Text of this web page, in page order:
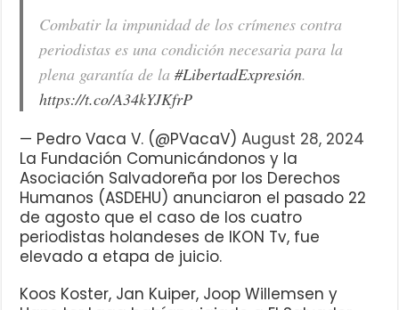
Combatir la impunidad de los crímenes contra
periodistas es una condición necesaria para la
plena garantía de la#LibertadExpresión.
https://t.co/A34kYJKfrP
— Pedro Vaca V. (@PVacaV)August 28, 2024
La Fundación Comunicándonos y la
Asociación Salvadoreña por los Derechos
Humanos (ASDEHU) anunciaron el pasado 22
de agosto que el caso de los cuatro
periodistas holandeses de IKON Tv, fue
elevado a etapa de juicio.
Koos Koster, Jan Kuiper, Joop Willemsen y